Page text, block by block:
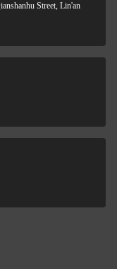
Street, Lin'an